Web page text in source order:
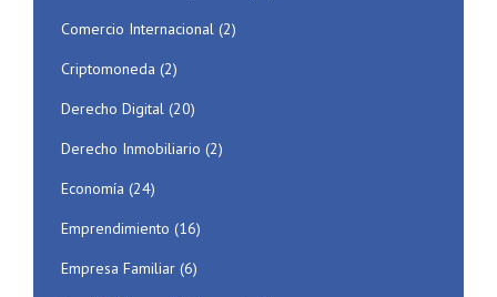
Comercio Internacional (2)
Criptomoneda (2)
Derecho Digital (20)
Derecho Inmobiliario (2)
Economía (24)
Emprendimiento (16)
Empresa Familiar (6)